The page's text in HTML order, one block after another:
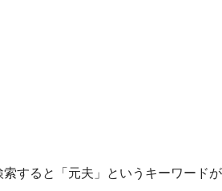
すると「元夫」というキーワードが